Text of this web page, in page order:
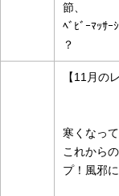
節、
ﾍﾞﾋﾞｰﾏｯｻ
？
【11月の
寒くなっ
これから
プ！風邪